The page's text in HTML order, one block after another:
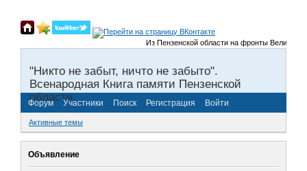
Из Пензенской области на фронты Великой
"Никто не забыт, ничто не забыто".
Всенародная Книга памяти Пензенской
области.
Форум Участники Поиск Регистрация Войти
Активные темы
Объявление